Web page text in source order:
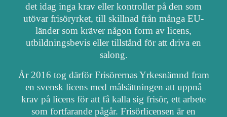
det idag inga krav eller kontroller på den som
utövar frisöryrket, till skillnad från många EU-
länder som kräver någon form av licens,
utbildningsbevis eller tillstånd för att driva en
salong.
År 2016 tog därför Frisörernas Yrkesnämnd fram
en svensk licens med målsättningen att uppnå
krav på licens för att få kalla sig frisör, ett arbete
som fortfarande pågår. Frisörlicensen är en